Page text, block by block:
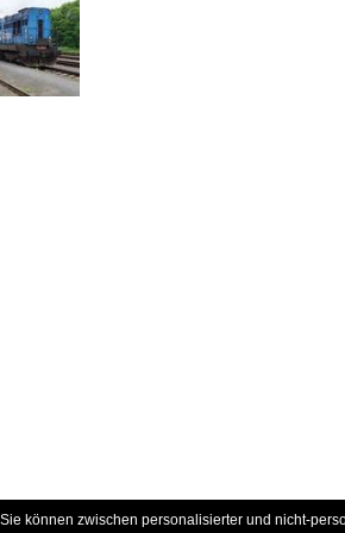
können zwischen personalisierter und nicht-